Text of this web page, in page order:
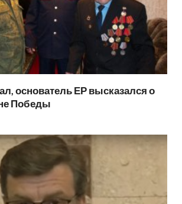
основатель ЕР высказался о
Победы